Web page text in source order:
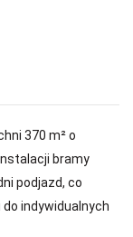
370 m² o
bramy
podjazd, co
indywidualnych